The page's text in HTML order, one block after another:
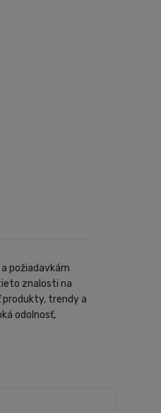
požiadavkám
znalosti na
trendy a
odolnosť,